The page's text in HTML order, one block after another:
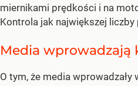
miernikami prędkości i na
Kontrola jak największej liczby
Media wprowadzają
O tym, że media wprowadzały